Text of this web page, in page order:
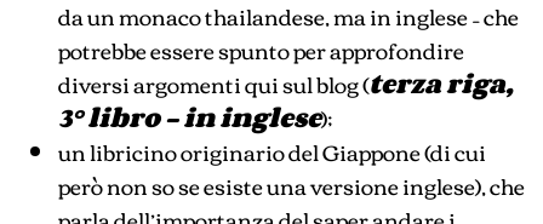
da un monaco thailandese, ma in inglese – che
potrebbe essere spunto per approfondire
diversi argomenti qui sul blog (terza riga,
3° libro – in inglese);
un libricino originario del Giappone (di cui
però non so se esiste una versione inglese), che